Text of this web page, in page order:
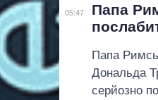
05:47
Папа
Папа
Дональда
серйозно